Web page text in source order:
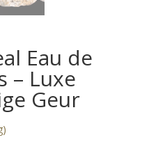
Eau de
– Luxe
Geur